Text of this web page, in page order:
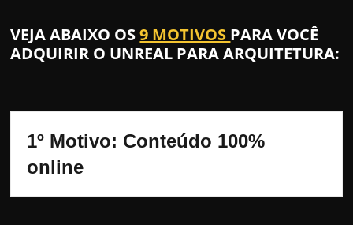
VEJA ABAIXO OS9 MOTIVOS PARA VOCÊ
ADQUIRIR O UNREAL PARA ARQUITETURA:
1º Motivo: Conteúdo 100%
online